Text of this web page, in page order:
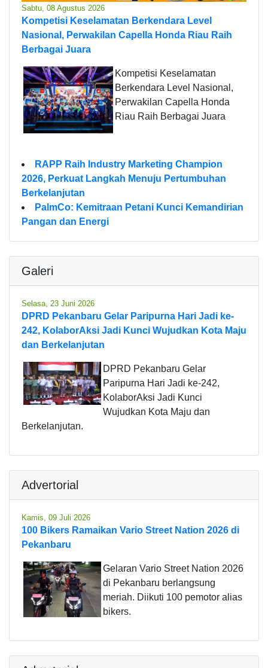
Sabtu, 08 Agustus 2026
Kompetisi Keselamatan Berkendara Level
Nasional, Perwakilan Capella Honda Riau Raih
Berbagai Juara
Kompetisi Keselamatan
Berkendara Level Nasional,
Perwakilan Capella Honda
Riau Raih Berbagai Juara
RAPP Raih Industry Marketing Champion
2026, Perkuat Langkah Menuju Pertumbuhan
Berkelanjutan
PalmCo: Kemitraan Petani Kunci Kemandirian
Pangan dan Energi
Galeri
Selasa, 23 Juni 2026
DPRD Pekanbaru Gelar Paripurna Hari Jadi ke-
242, KolaborAksi Jadi Kunci Wujudkan Kota Maju
dan Berkelanjutan
DPRD Pekanbaru Gelar
Paripurna Hari Jadi ke-242,
KolaborAksi Jadi Kunci
Wujudkan Kota Maju dan
Berkelanjutan.
Advertorial
Kamis, 09 Juli 2026
100 Bikers Ramaikan Vario Street Nation 2026 di
Pekanbaru
Gelaran Vario Street Nation 2026
di Pekanbaru berlangsung
meriah. Diikuti 100 pemotor alias
bikers.